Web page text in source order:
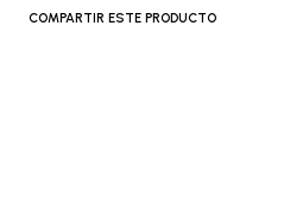
COMPARTIR ESTE PRODUCTO